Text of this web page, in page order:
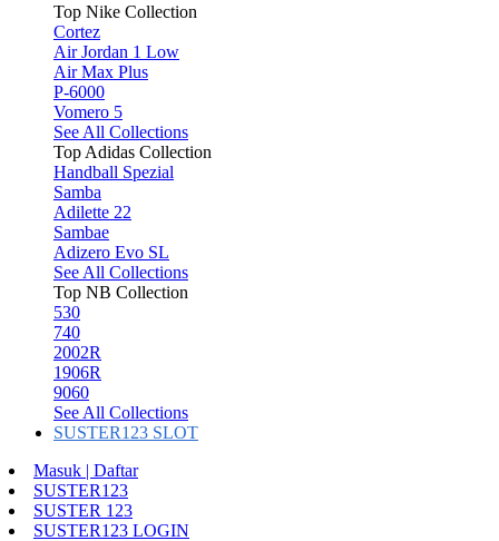
Top Nike Collection
Cortez
Air Jordan 1 Low
Air Max Plus
P-6000
Vomero 5
See All Collections
Top Adidas Collection
Handball Spezial
Samba
Adilette 22
Sambae
Adizero Evo SL
See All Collections
Top NB Collection
530
740
2002R
1906R
9060
See All Collections
SUSTER123 SLOT
Masuk | Daftar
SUSTER123
SUSTER 123
SUSTER123 LOGIN